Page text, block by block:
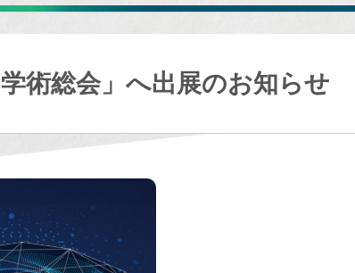
術総会」へ出展のお知らせ